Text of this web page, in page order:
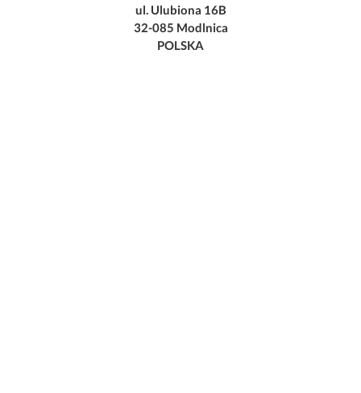
ul. Ulubiona 16B
32-085 Modlnica
POLSKA